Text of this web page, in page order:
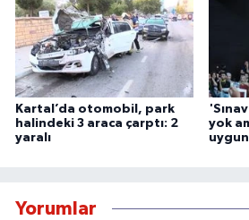
Kartal’da otomobil, park
halindeki 3 araca çarptı: 2
yaralı
yok
Yorumlar